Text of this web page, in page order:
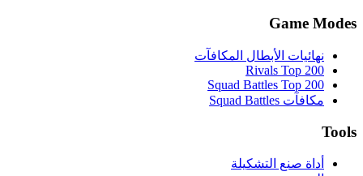
Game Modes
نهائيات الأبطال المكافآت
Rivals Top 200
Squad Battles Top 200
مكافآت Squad Battles
Tools
أداة صنع التشكيلة